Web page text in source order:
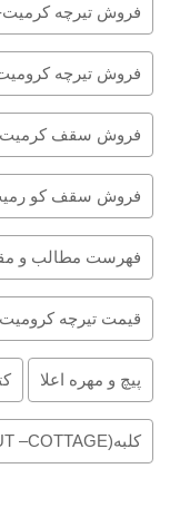
فروش تیرچه
فروش تیرچه
فروش سقف کرمیت
فروش سقف کو
فهرست مطالب و
قیمت تیرچه کرومیت
پیچ و مهره اعلا
کلبه(HUT –COTTAGE)